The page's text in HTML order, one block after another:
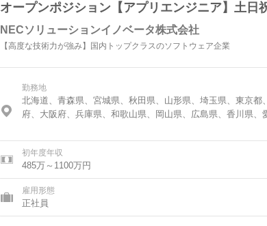
オープンポジション【アプリエンジニア】土日
NECソリューションイノベータ株式会社
【高度な技術力が強み】国内トップクラスのソフトウェア企業
勤務地
北海道、青森県、宮城県、秋田県、山形県、埼玉県、東京
府、大阪府、兵庫県、和歌山県、岡山県、広島県、香川県、
初年度年収
485万～1100万円
雇用形態
正社員